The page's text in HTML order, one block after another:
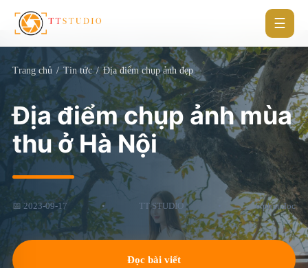
☰
Trang chủ / Tin tức / Địa điểm chụp ảnh đẹp
Địa điểm chụp ảnh mùa
thu ở Hà Nội
📅 2023-09-17 • TT STUDIO 6 phút đọc
Đọc bài viết